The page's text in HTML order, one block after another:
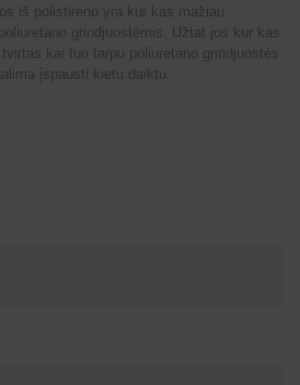
iš polistireno yra kur kas mažiau
grindjuostėmis. Užtat jos kur kas
kai tuo tarpu poliuretano grindjuostės
įspausti kietu daiktu.